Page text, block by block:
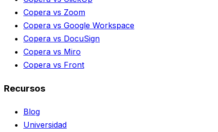
Copera vs Zoom
Copera vs Google Workspace
Copera vs DocuSign
Copera vs Miro
Copera vs Front
Recursos
Blog
Universidad